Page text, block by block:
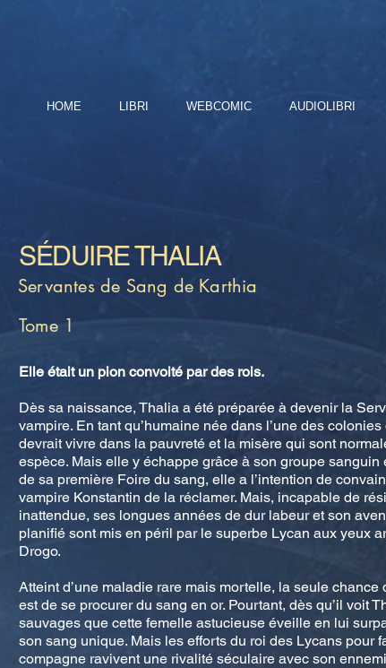
HOME LIBRI WEBCOMIC AUDIOLIBRI
SÉDUIRE THALIA
Servantes de Sang de Karthia
Tome 1
Elle était un pion convoité par des rois.
Dès sa naissance, Thalia a été préparée à devenir la
vampire. En tant qu’humaine née dans l’une des
devrait vivre dans la pauvreté et la misère qui sont
espèce. Mais elle y échappe grâce à son groupe sanguin
de sa première Foire du sang, elle a l’intention de
vampire Konstantin de la réclamer. Mais, incapable de
inattendue, ses longues années de dur labeur et son
planifié sont mis en péril par le superbe Lycan aux yeux
Drogo.
Atteint d’une maladie rare mais mortelle, la seule chance
est de se procurer du sang en or. Pourtant, dès qu’il voit
sauvages que cette femelle astucieuse éveille en lui
son sang unique. Mais les efforts du roi des Lycans pour
compagne ravivent une rivalité séculaire avec son